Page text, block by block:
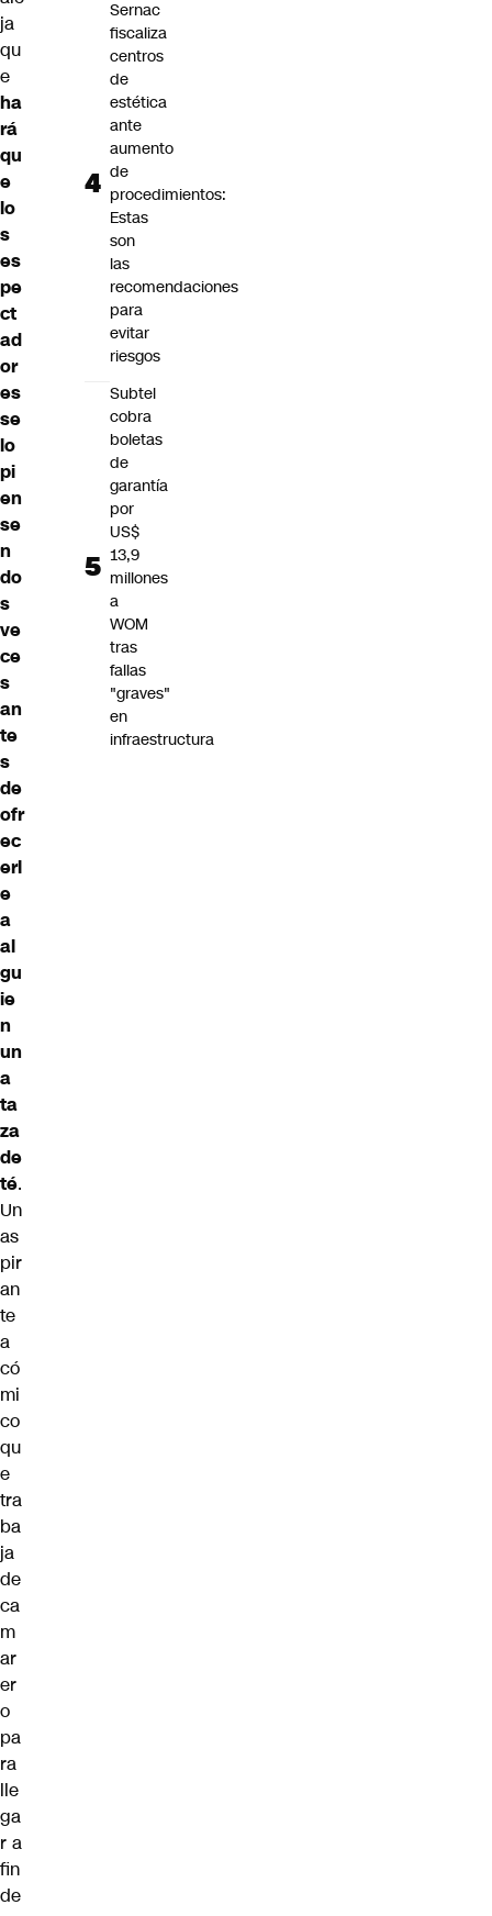
ja
qu
e
ha
rá
qu
e
lo
s
es
pe
ct
ad
or
es
se
lo
pi
en
se
n
do
s
ve
ce
s
an
te
s
de
ofr
ec
erl
e
a
al
gu
ie
n
un
a
ta
za
de
té.
Un
as
pir
an
te
a
có
mi
co
qu
e
tra
ba
ja
de
ca
m
ar
er
o
pa
ra
lle
ga
r a
fin
de
Sernac
fiscaliza
centros
de
estética
ante
aumento
de
procedimientos:
Estas
son
las
recomendaciones
para
evitar
riesgos
Subtel
cobra
boletas
de
garantía
por
US$
13,9
millones
a
WOM
tras
fallas
"graves"
en
infraestructura